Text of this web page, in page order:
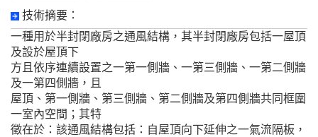
技術摘要：
一種用於半封閉廠房之通風結構，其半封閉廠房包括一屋頂
及設於屋頂下
方且依序連續設置之一第一側牆、一第三側牆、一第二側牆
及一第四側牆，且
屋頂、第一側牆、第三側牆、第二側牆及第四側牆共同框圍
一室內空間；其特
徵在於：該通風結構包括：自屋頂向下延伸之一氣流隔板，